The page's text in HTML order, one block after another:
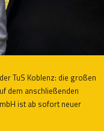
TuS Koblenz: die großen
dem anschließenden
ist ab sofort neuer